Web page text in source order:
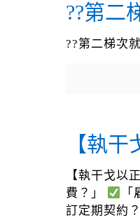
??第二
??第二梯次
【執
【執干戈以
費？」
訂定期契約